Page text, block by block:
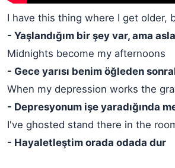
I have this thing where I get older,
- Yaşlandığım bir şey var, ama
Midnights become my afternoons
- Gece yarısı benim öğleden
When my depression works the
- Depresyonum işe yaradığında
I've ghosted stand there in the
- Hayaletleştim orada odada dur